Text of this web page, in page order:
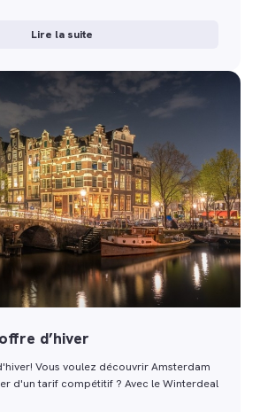
Lire la suite
d’hiver
Vous voulez découvrir Amsterdam
d'un tarif compétitif ? Avec le Winterdeal